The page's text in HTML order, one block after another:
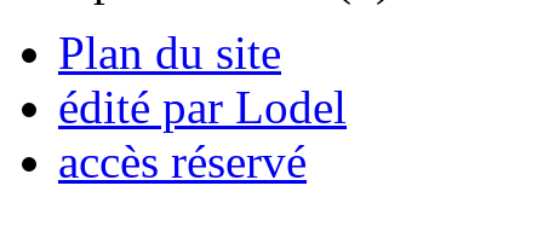
Plan du site
édité par Lodel
accès réservé